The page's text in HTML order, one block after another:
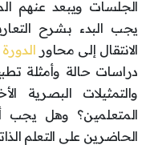
الجلسات ويبعد عنهم
يجب البدء بشرح
الانتقال إلى محاور الدورة
دراسات حالة وأمثلة
والتمثيلات البصرية
المتعلمين؟ وهل
الحاضرين على التعلم